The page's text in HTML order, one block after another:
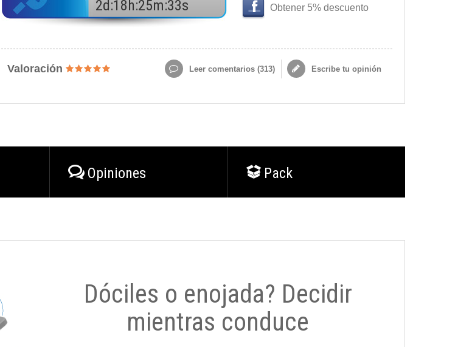
2d :18 h:25m:31s Obtener 5% descuento
Valoración Leer comentarios (313) Escribe tu opinión
Opiniones Pack
Dóciles o enojada? Decidir
mientras conduce